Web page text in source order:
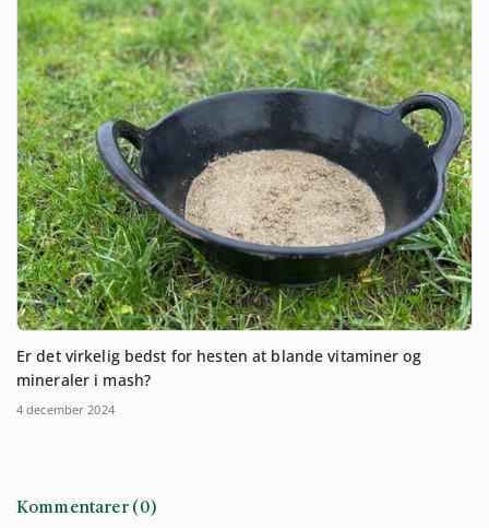
Er det virkelig bedst for hesten at blande vitaminer og
mineraler i mash?
4 december 2024
Kommentarer (0)